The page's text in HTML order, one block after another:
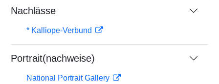
Nachlässe
* Kalliope-Verbund
Portrait(nachweise)
National Portrait Gallery